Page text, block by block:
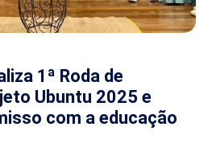
1ª Roda de
Ubuntu 2025 e
com a educação